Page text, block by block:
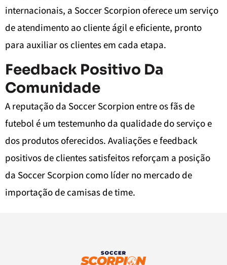
internacionais, a Soccer Scorpion oferece um serviço
de atendimento ao cliente ágil e eficiente, pronto
para auxiliar os clientes em cada etapa.
Feedback Positivo Da
Comunidade
A reputação da Soccer Scorpion entre os fãs de
futebol é um testemunho da qualidade do serviço e
dos produtos oferecidos. Avaliações e feedback
positivos de clientes satisfeitos reforçam a posição
da Soccer Scorpion como líder no mercado de
importação de camisas de time.